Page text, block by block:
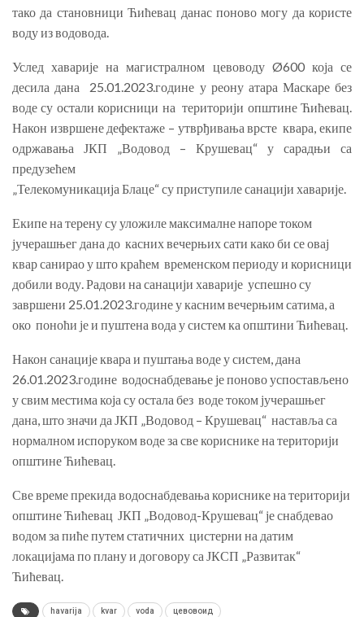
тако да становници Ћићевац данас поново могу да користе
воду из водовода.
Услед хаварије на магистралном цевоводу Ø600 која се
десила дана 25.01.2023.године у реону атара Маскаре без
воде су остали корисници натериторији општине Ћићевац.
Након извршене дефектаже – утврђивања врстеквара, екипе
одржавања ЈКП „Водовод – Крушевац“ у сарадњи са
предузећем
„Телекомуникација Блаце“ су приступиле санацији хаварије.
Екипе на терену су уложиле максималне напоре током
јучерашњег дана до касних вечерњих сати како би се овај
квар санирао у што краћем временском периоду и корисници
добили воду. Радови на санацији хаварије успешно су
завршени 25.01.2023.године у касним вечерњим сатима, а
око поноћи је и пуштена вода у систем ка општини Ћићевац.
Након санације квара и пуштања воде у систем, дана
26.01.2023.године водоснабдевање је поново успостављено
у свим местима која су остала без воде током јучерашњег
дана, што значи да ЈКП „Водовод – Крушевац“ наставља са
нормалном испоруком воде за све кориснике на територији
општине Ћићевац.
Све време прекида водоснабдевања кориснике на територији
општине Ћићевац ЈКП „Водовод-Крушевац“ је снабдевао
водом за пиће путем статичних цистерни на датим
локацијама по плану и договору са ЈКСП „Развитак“
Ћићевац.
havarija kvar voda цевовоид